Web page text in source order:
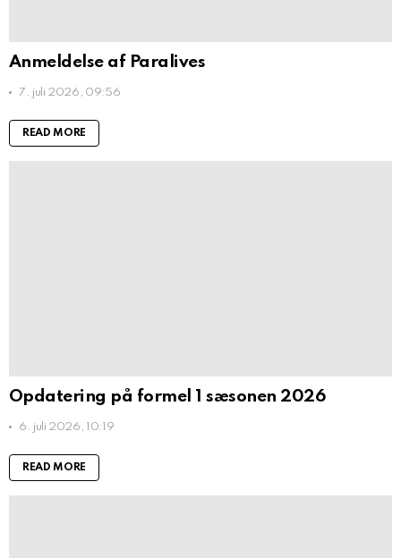
Anmeldelse af Paralives
7. juli 2026, 09:56
READ MORE
Opdatering på formel 1 sæsonen 2026
6. juli 2026, 10:19
READ MORE